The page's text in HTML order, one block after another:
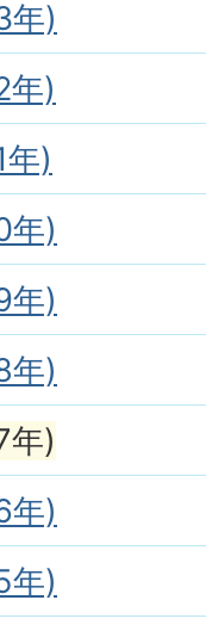
年)
年)
)
年)
年)
年)
年)
年)
年)